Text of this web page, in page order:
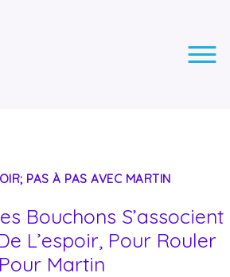
PAS À PAS AVEC MARTIN
Bouchons S’associent
L’espoir, Pour Rouler
Pour Martin